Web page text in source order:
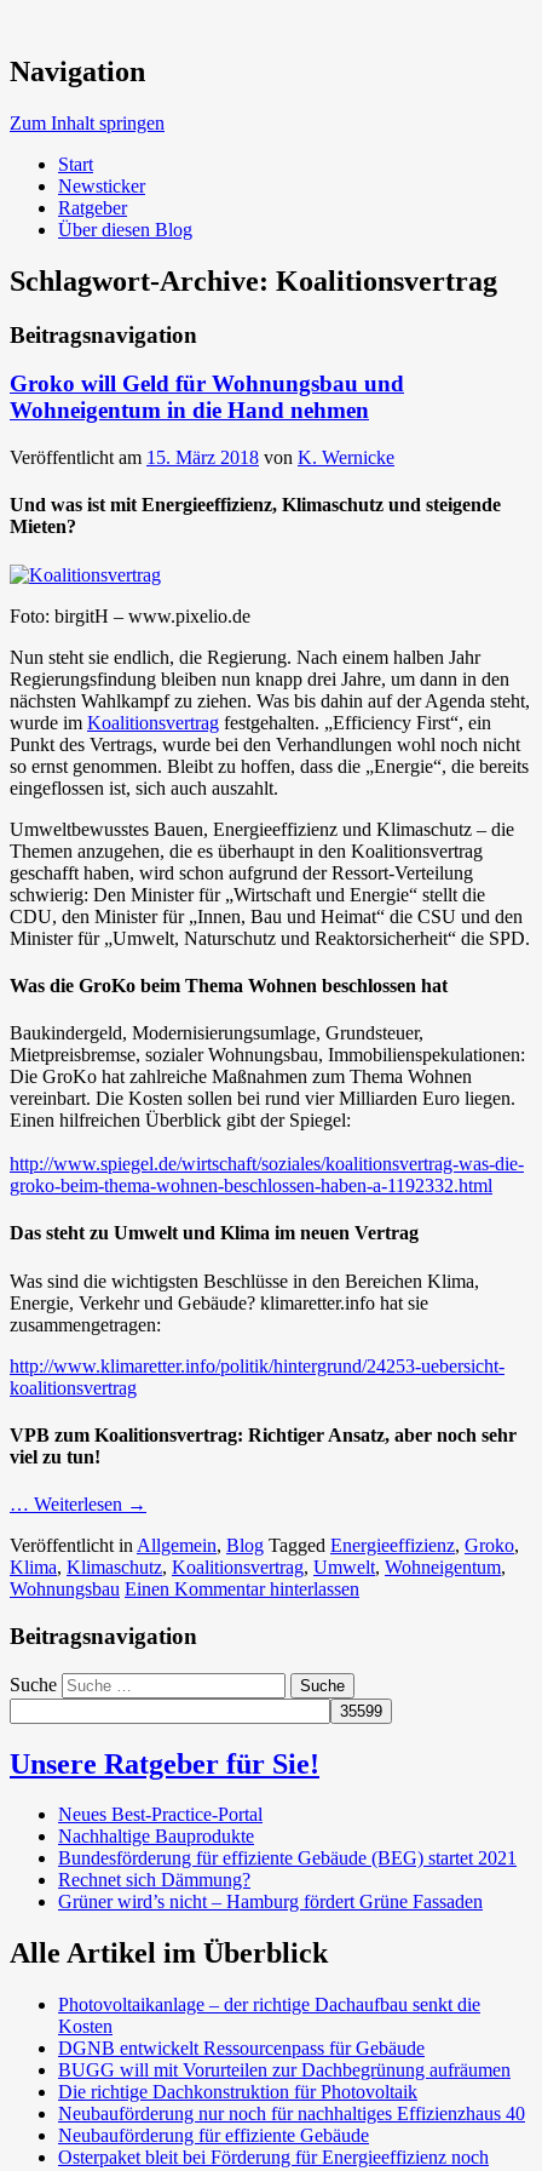
Umweltbewusst Bauen
Neue Trends beim Bauen der Zukunft
Navigation
Zum Inhalt springen
Start
Newsticker
Ratgeber
Über diesen Blog
Schlagwort-Archive: Koalitionsvertrag
Beitragsnavigation
Groko will Geld für Wohnungsbau und
Wohneigentum in die Hand nehmen
Veröffentlicht am 15. März 2018 von K. Wernicke
Und was ist mit Energieeffizienz, Klimaschutz und steigende
Mieten?
Foto: birgitH – www.pixelio.de
Nun steht sie endlich, die Regierung. Nach einem halben Jahr
Regierungsfindung bleiben nun knapp drei Jahre, um dann in den
nächsten Wahlkampf zu ziehen. Was bis dahin auf der Agenda steht,
wurde im Koalitionsvertrag festgehalten. „Efficiency First“, ein
Punkt des Vertrags, wurde bei den Verhandlungen wohl noch nicht
so ernst genommen. Bleibt zu hoffen, dass die „Energie“, die bereits
eingeflossen ist, sich auch auszahlt.
Umweltbewusstes Bauen, Energieeffizienz und Klimaschutz – die
Themen anzugehen, die es überhaupt in den Koalitionsvertrag
geschafft haben, wird schon aufgrund der Ressort-Verteilung
schwierig: Den Minister für „Wirtschaft und Energie“ stellt die
CDU, den Minister für „Innen, Bau und Heimat“ die CSU und den
Minister für „Umwelt, Naturschutz und Reaktorsicherheit“ die SPD.
Was die GroKo beim Thema Wohnen beschlossen hat
Baukindergeld, Modernisierungsumlage, Grundsteuer,
Mietpreisbremse, sozialer Wohnungsbau, Immobilienspekulationen:
Die GroKo hat zahlreiche Maßnahmen zum Thema Wohnen
vereinbart. Die Kosten sollen bei rund vier Milliarden Euro liegen.
Einen hilfreichen Überblick gibt der Spiegel:
http://www.spiegel.de/wirtschaft/soziales/koalitionsvertrag-was-die-
groko-beim-thema-wohnen-beschlossen-haben-a-1192332.html
Das steht zu Umwelt und Klima im neuen Vertrag
Was sind die wichtigsten Beschlüsse in den Bereichen Klima,
Energie, Verkehr und Gebäude? klimaretter.info hat sie
zusammengetragen:
http://www.klimaretter.info/politik/hintergrund/24253-uebersicht-
koalitionsvertrag
VPB zum Koalitionsvertrag: Richtiger Ansatz, aber noch sehr
viel zu tun!
… Weiterlesen →
Veröffentlicht in Allgemein, Blog Tagged Energieeffizienz, Groko,
Klima, Klimaschutz, Koalitionsvertrag, Umwelt, Wohneigentum,
Wohnungsbau Einen Kommentar hinterlassen
Beitragsnavigation
Suche
Unsere Ratgeber für Sie!
Neues Best-Practice-Portal
Nachhaltige Bauprodukte
Bundesförderung für effiziente Gebäude (BEG) startet 2021
Rechnet sich Dämmung?
Grüner wird’s nicht – Hamburg fördert Grüne Fassaden
Alle Artikel im Überblick
Photovoltaikanlage – der richtige Dachaufbau senkt die
Kosten
DGNB entwickelt Ressourcenpass für Gebäude
BUGG will mit Vorurteilen zur Dachbegrünung aufräumen
Die richtige Dachkonstruktion für Photovoltaik
Neubauförderung nur noch für nachhaltiges Effizienzhaus 40
Neubauförderung für effiziente Gebäude
Osterpaket bleit bei Förderung für Energieeffizienz noch